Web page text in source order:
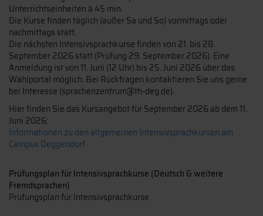
Unterrichtseinheiten à 45 min.
Die Kurse finden täglich (außer Sa und So) vormittags oder
nachmittags statt.
Die nächsten Intensivsprachkurse finden von 21. bis 28.
September 2026 statt (Prüfung 29. September 2026). Eine
Anmeldung ist von 11. Juni (12 Uhr) bis 25. Juni 2026 über das
Wahlportal möglich. Bei Rückfragen kontaktieren Sie uns gerne
bei Interesse (sprachenzentrum@th-deg.de).
Hier finden Sie das Kursangebot für September 2026 ab dem 11.
Juni 2026:
Informationen zu den allgemeinen Intensivsprachkursen am
Campus Deggendorf
Prüfungsplan für Intensivsprachkurse (Deutsch & weitere
Fremdsprachen)
Prüfungsplan für Intensivsprachkurse